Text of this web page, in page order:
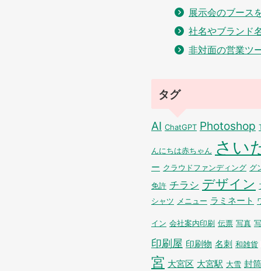
展示会のブース
社名やブランド
非対面の営業ツ
タグ
AI ChatGPT Photoshop
んにちは赤ちゃん さい
ー クラウドファンディング グ
免許 チラシ デザイン
シャツ メニュー ラミネート
イン 会社案内印刷 伝票 写真
印刷屋 印刷物 名刺 和雑貨
宮 大宮区 大宮駅 大雪 封筒